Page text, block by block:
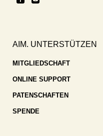
AIM. UNTERSTÜTZEN
MITGLIEDSCHAFT
ONLINE SUPPORT
PATENSCHAFTEN
SPENDE